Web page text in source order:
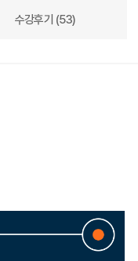
수강후기 (53)